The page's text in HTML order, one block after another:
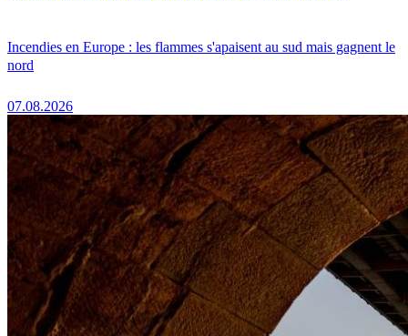
Incendies en Europe : les flammes s'apaisent au sud mais gagnent le
nord
07.08.2026